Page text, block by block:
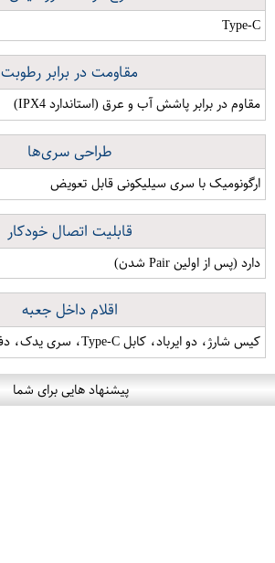
Type-C
مقاومت در برابر رطوبت
مقاوم در برابر پاشش آب و عرق (استاندارد IPX4)
طراحی سری‌ها
ارگونومیک با سری سیلیکونی قابل تعویض
قابلیت اتصال خودکار
دارد (پس از اولین Pair شدن)
اقلام داخل جعبه
کیس شارژ، دو ایرباد، کابل Type-C، سری یدک، دفترچه راهنما
پیشنهاد هایی برای شما